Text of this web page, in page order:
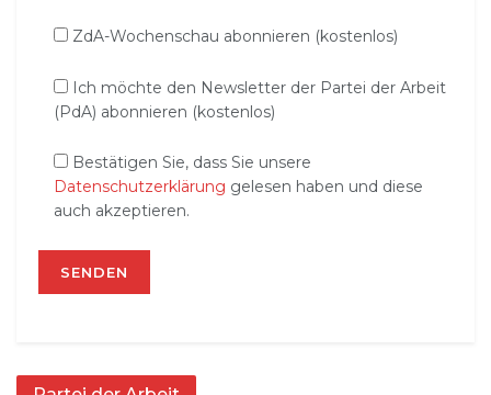
ZdA-Wochenschau abonnieren (kostenlos)
Ich möchte den Newsletter der Partei der Arbeit
(PdA) abonnieren (kostenlos)
Bestätigen Sie, dass Sie unsere
Datenschutzerklärung gelesen haben und diese
auch akzeptieren.